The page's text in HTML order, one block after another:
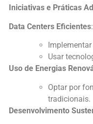
Iniciativas e Práticas
Data Centers Eficientes:
Usar
Uso de Energias
Optar por
tradicionais.
Desenvolvimento